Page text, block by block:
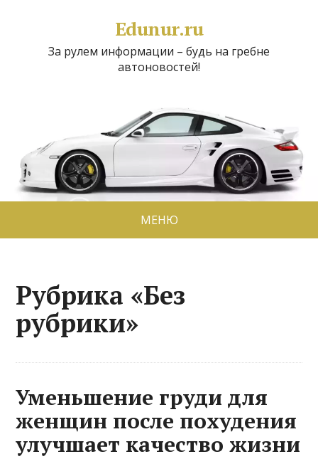
Edunur.ru
За рулем информации – будь на гребне
автоновостей!
МЕНЮ
Рубрика «Без
рубрики»
Уменьшение груди для
женщин после похудения
улучшает качество жизни